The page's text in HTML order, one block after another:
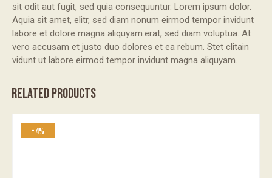
sit odit aut fugit, sed quia consequuntur. Lorem ipsum dolor.
Aquia sit amet, elitr, sed diam nonum eirmod tempor invidunt
labore et dolore magna aliquyam.erat, sed diam voluptua. At
vero accusam et justo duo dolores et ea rebum. Stet clitain
vidunt ut labore eirmod tempor invidunt magna aliquyam.
RELATED PRODUCTS
-4%